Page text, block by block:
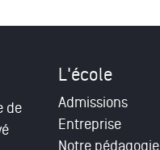
de
L'école
Admissions
Entreprise
Notre pédagogie